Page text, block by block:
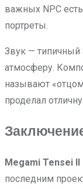
важных NPC
портреты.
Звук — типичный
атмосферу.
называют
проделал
Megami Tensei II
последним